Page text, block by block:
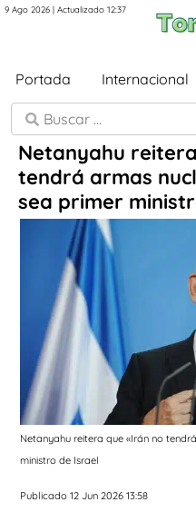
9 Ago 2026 | Actualizado 12:37
Portada Internacional
Netanyahu
tendrá armas
sea primer
Netanyahu reitera que «Irán no
ministro de Israel
Publicado 12 Jun 2026 13:58